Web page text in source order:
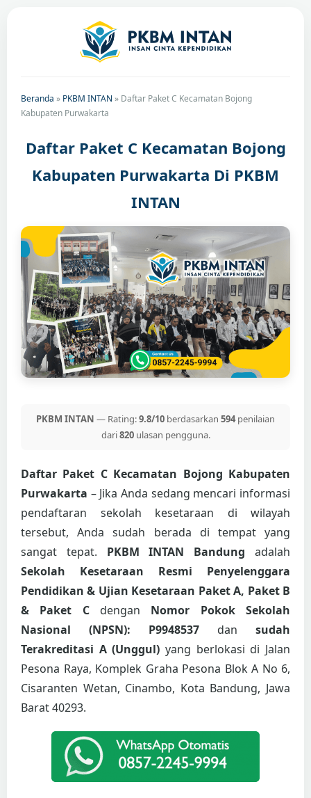
Beranda » PKBM INTAN » Daftar Paket C Kecamatan Bojong
Kabupaten Purwakarta
Daftar Paket C Kecamatan Bojong
Kabupaten Purwakarta Di PKBM
INTAN
PKBM INTAN — Rating:9.8/10 berdasarkan 594penilaian
dari820ulasan pengguna.
Daftar Paket C Kecamatan Bojong Kabupaten
Purwakarta – Jika Anda sedang mencari informasi
pendaftaran sekolah kesetaraan di wilayah
tersebut, Anda sudah berada di tempat yang
sangat tepat. PKBM INTAN Bandung adalah
Sekolah Kesetaraan Resmi Penyelenggara
Pendidikan & Ujian Kesetaraan Paket A, Paket B
& Paket Cdengan Nomor Pokok Sekolah
Nasional (NPSN): P9948537 dan sudah
Terakreditasi A (Unggul) yang berlokasi di Jalan
Pesona Raya, Komplek Graha Pesona Blok A No 6,
Cisaranten Wetan, Cinambo, Kota Bandung, Jawa
Barat 40293.